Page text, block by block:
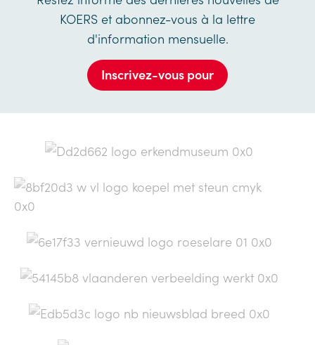
KOERS et abonnez-vous à la lettre
d'information mensuelle.
Inscrivez-vous pour